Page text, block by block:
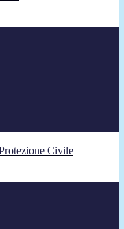
Civile